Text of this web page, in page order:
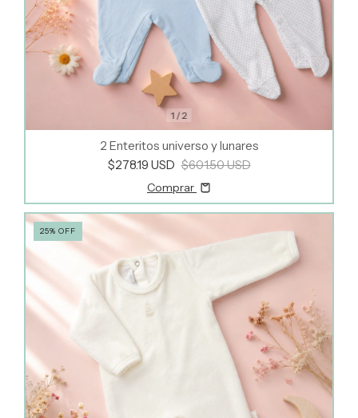
1 /2
2 Enteritos universo y lunares
$278.19 USD $601.50 USD
Comprar
25% OFF